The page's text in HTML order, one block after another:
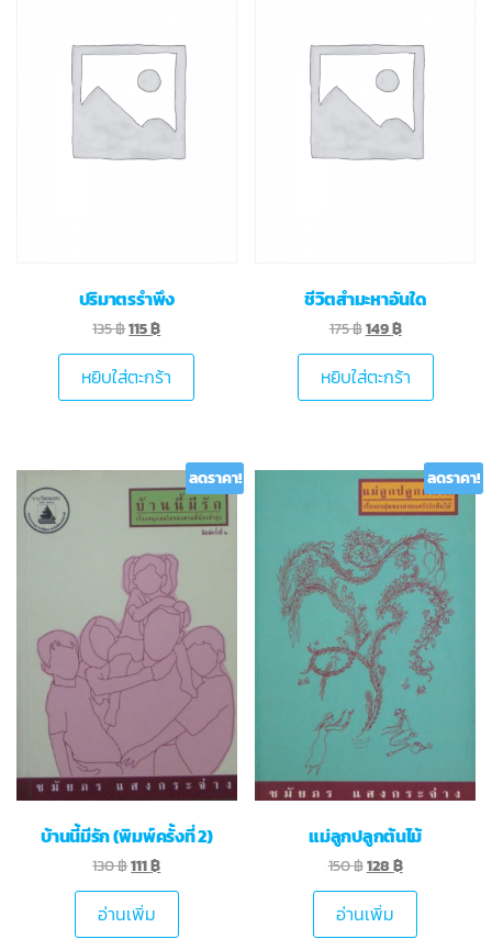
ปริมาตรรำพึง
135฿115฿
หยิบใส่ตะกร้า
ชีวิตสำมะหาอันใด
175฿149฿
หยิบใส่ตะกร้า
ลดราคา!
บ้านนี้มีรัก (พิมพ์ครั้งที่ 2)
130฿111฿
อ่านเพิ่ม
ลดราคา!
แม่ลูกปลูกต้นไม้
150฿128 ฿
อ่านเพิ่ม